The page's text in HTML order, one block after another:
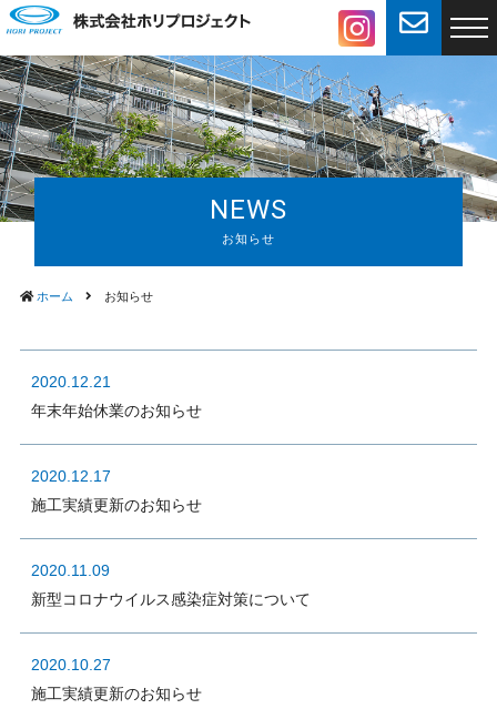
NEWS
ホーム お知らせ
2020.12.21
年末年始休業のお知らせ
2020.12.17
施工実績更新のお知らせ
2020.11.09
新型コロナウイルス感染症対策について
2020.10.27
施工実績更新のお知らせ